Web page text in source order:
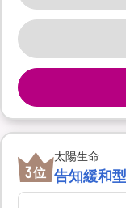
3位
太陽生命
告知緩和